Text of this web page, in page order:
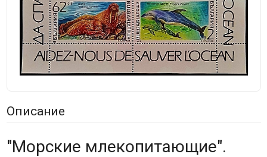
Описание
"Морские млекопитающие".